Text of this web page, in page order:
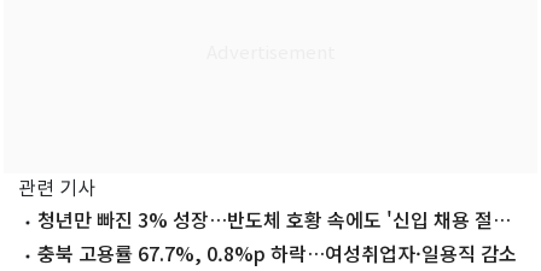
관련 기사
청년만 빠진 3% 성장…반도체 호황 속에도 '신입 채용 절벽'
짙어진다
충북 고용률 67.7%, 0.8%p 하락…여성취업자·일용직 감소